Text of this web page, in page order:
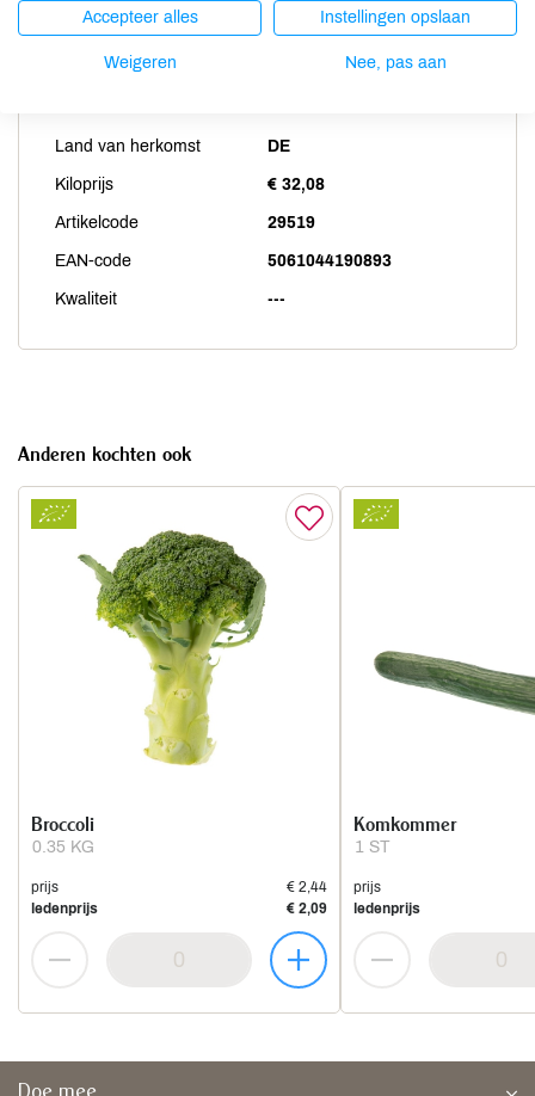
Land van herkomst DE
Kiloprijs € 32,08
Artikelcode 29519
EAN-code 5061044190893
Kwaliteit ---
Anderen kochten ook
0.35 KG
Broccoli
prijs
€ 2,44
ledenprijs
€ 2,09
1 ST
Komkommer
prijs
ledenprijs
Accepteer alles Instellingen opslaan
Weigeren Nee, pas aan